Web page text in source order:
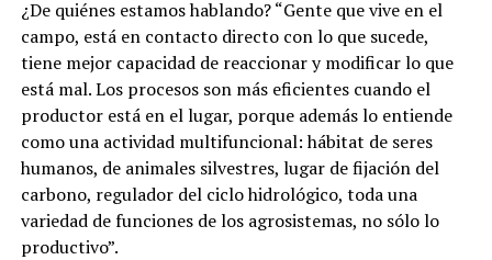
¿De quiénes estamos hablando? “Gente que vive en el
campo, está en contacto directo con lo que sucede,
tiene mejor capacidad de reaccionar y modificar lo que
está mal. Los procesos son más eficientes cuando el
productor está en el lugar, porque además lo entiende
como una actividad multifuncional: hábitat de seres
humanos, de animales silvestres, lugar de fijación del
carbono, regulador del ciclo hidrológico, toda una
variedad de funciones de los agrosistemas, no sólo lo
productivo”.